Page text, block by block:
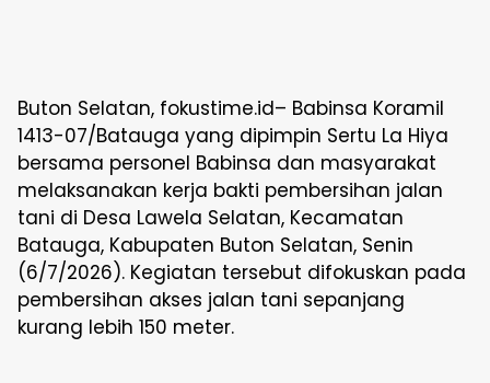
Buton Selatan, fokustime.id– Babinsa Koramil
1413-07/Batauga yang dipimpin Sertu La Hiya
bersama personel Babinsa dan masyarakat
melaksanakan kerja bakti pembersihan jalan
tani di Desa Lawela Selatan, Kecamatan
Batauga, Kabupaten Buton Selatan, Senin
(6/7/2026). Kegiatan tersebut difokuskan pada
pembersihan akses jalan tani sepanjang
kurang lebih 150 meter.